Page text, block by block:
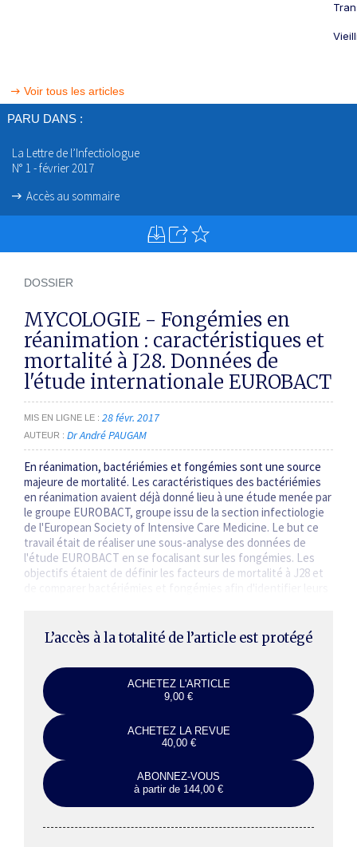
Voir tous les articles
PARU DANS :
La Lettre de l’Infectiologue
N° 1 - février 2017
Accès au sommaire
DOSSIER
MYCOLOGIE - Fongémies en
réanimation : caractéristiques et
mortalité à J28. Données de
l'étude internationale EUROBACT
MIS EN LIGNE LE 28 févr. 2017
AUTEUR Dr André PAUGAM
En réanimation, bactériémies et fongémies sont une source
majeure de mortalité. Les caractéristiques des bactériémies
en réanimation avaient déjà donné lieu à une étude menée par
le groupe EUROBACT, groupe issu de la section infectiologie
de l'European Society of Intensive Care Medicine. Le but ce
travail était de réaliser une sous-analyse des données de
l'étude EUROBACT en se focalisant sur les fongémies. Les
objectifs étaient de définir les facteurs de mortalité à J28 et
L’accès à la totalité de l’article est protégé
ACHETEZ L'ARTICLE
9,00 €
ACHETEZ LA REVUE
40,00 €
ABONNEZ-VOUS
à partir de 144,00 €